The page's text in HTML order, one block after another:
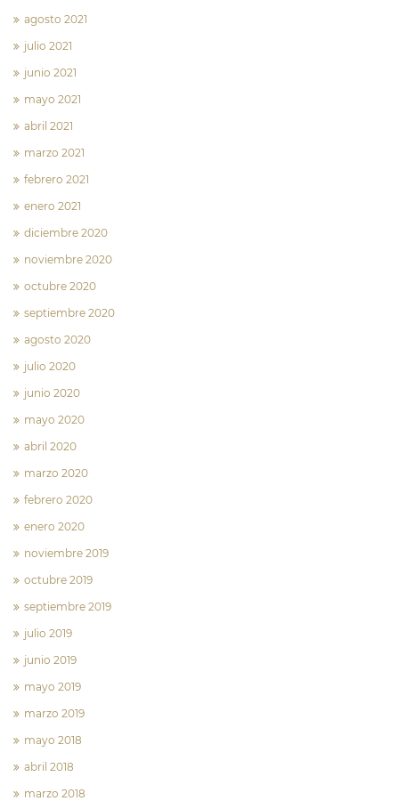
agosto 2021
julio 2021
junio 2021
mayo 2021
abril 2021
marzo 2021
febrero 2021
enero 2021
diciembre 2020
noviembre 2020
octubre 2020
septiembre 2020
agosto 2020
julio 2020
junio 2020
mayo 2020
abril 2020
marzo 2020
febrero 2020
enero 2020
noviembre 2019
octubre 2019
septiembre 2019
julio 2019
junio 2019
mayo 2019
marzo 2019
mayo 2018
abril 2018
marzo 2018